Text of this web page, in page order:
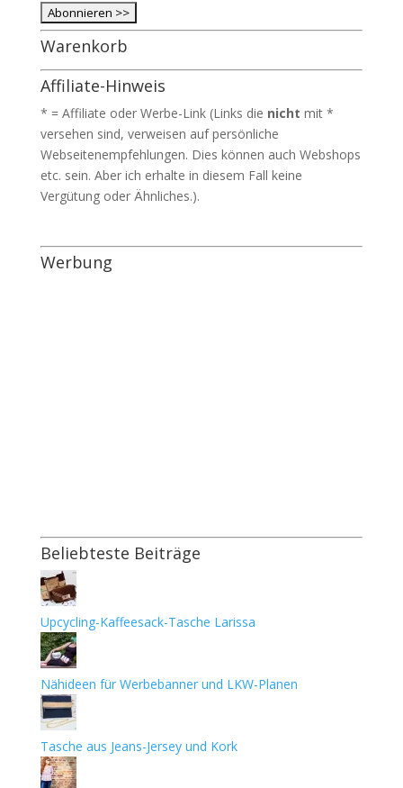
Warenkorb
Affiliate-Hinweis
* = Affiliate oder Werbe-Link (Links die nicht mit *
versehen sind, verweisen auf persönliche
Webseitenempfehlungen. Dies können auch Webshops
etc. sein. Aber ich erhalte in diesem Fall keine
Vergütung oder Ähnliches.).
Werbung
Beliebteste Beiträge
Upcycling-Kaffeesack-Tasche Larissa
Nähideen für Werbebanner und LKW-Planen
Tasche aus Jeans-Jersey und Kork